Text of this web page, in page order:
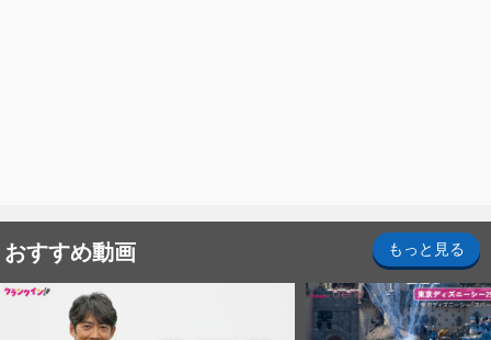
おすすめ動画 もっと見る